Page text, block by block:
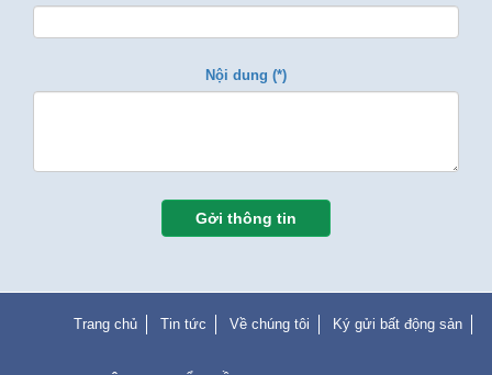
Nội dung (*)
Gởi thông tin
Trang chủ Tin tức Về chúng tôi Ký gửi bất động sản